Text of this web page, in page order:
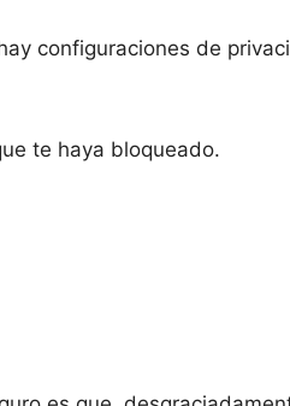
configuraciones de
te haya bloqueado.